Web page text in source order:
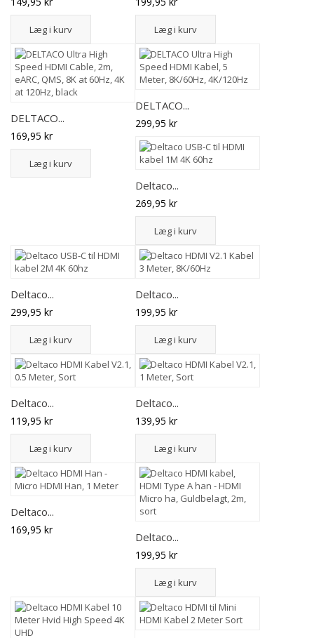
Læg i kurv Læg i kurv
DELTACO...
169,95 kr
Læg i kurv
DELTACO...
299,95 kr
Deltaco...
269,95 kr
Læg i kurv
Deltaco...
299,95 kr
Læg i kurv
Deltaco...
199,95 kr
Læg i kurv
Deltaco...
119,95 kr
Læg i kurv
Deltaco...
139,95 kr
Læg i kurv
Deltaco...
169,95 kr
Deltaco...
199,95 kr
Læg i kurv